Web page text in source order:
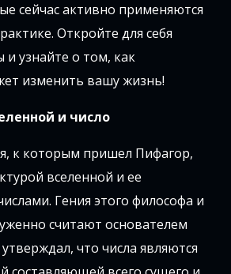
сейчас активно применяются
Откройте для себя
узнайте о том, как
изменить вашу жизнь!
и число
к которым пришел Пифагор,
вселенной и ее
Гения этого философа и
считают основателем
что числа являются